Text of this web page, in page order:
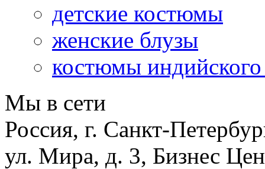
детские костюмы
женские блузы
костюмы индийского
Мы в сети
Россия, г. Санкт-
ул. Мира, д. 3, Бизнес